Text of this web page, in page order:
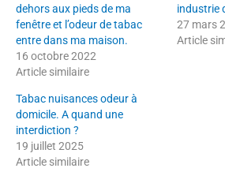
dehors aux pieds de ma
fenêtre et l’odeur de tabac
entre dans ma maison.
16 octobre 2022
Article similaire
industrie
27 mars
Article
Tabac nuisances odeur à
domicile. A quand une
interdiction ?
19 juillet 2025
Article similaire